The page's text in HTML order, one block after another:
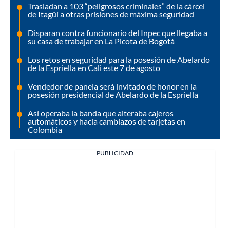
Trasladan a 103 “peligrosos criminales” de la cárcel
de Itagüí a otras prisiones de máxima seguridad
Disparan contra funcionario del Inpec que llegaba a
su casa de trabajar en La Picota de Bogotá
Los retos en seguridad para la posesión de Abelardo
de la Espriella en Cali este 7 de agosto
Vendedor de panela será invitado de honor en la
posesión presidencial de Abelardo de la Espriella
Así operaba la banda que alteraba cajeros
automáticos y hacía cambiazos de tarjetas en
Colombia
PUBLICIDAD